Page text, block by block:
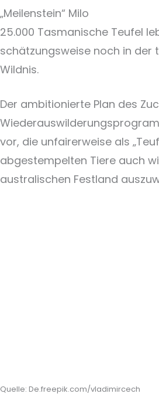
„Meilenstein“ Milo
25.000 Tasmanische Teufel
schätzungsweise noch in der
Wildnis.
Der ambitionierte Plan des
vor, die unfairerweise als
abgestempelten Tiere auch
australischen Festland
Quelle: De.freepik.com/vladimircech